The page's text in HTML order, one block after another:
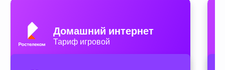
Домашний интернет
Тариф игровой